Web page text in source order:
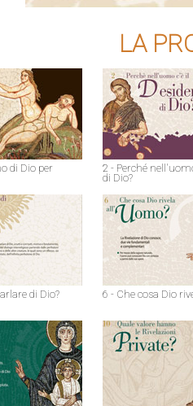
LA
di Dio per
2 - Perché
di Dio?
di Dio? 6 - Che cosa Dio